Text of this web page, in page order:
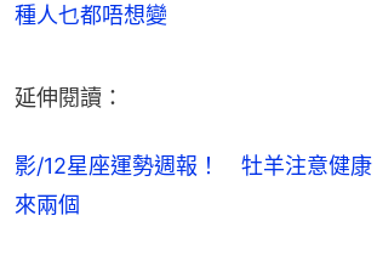
種人乜都唔想變
延伸閱讀：
影/12星座運勢週報！　牡羊注意健
來兩個